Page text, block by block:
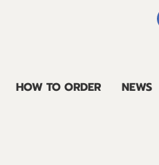
HOW TO ORDER NEWS